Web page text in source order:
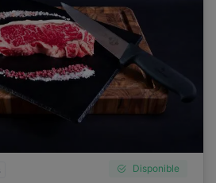
Disponible